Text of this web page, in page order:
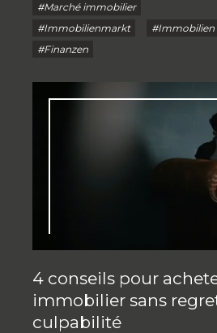
#Marché immobilier
#Immobilienmarkt
#Immobilien
#Finanzen
4 conseils pour
immobilier sans
culpabilité